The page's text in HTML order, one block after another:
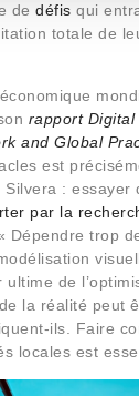
de défis qui
totale de
rapport Digital
and Global
est
: essayer
par la
« Dépendre trop
de
la réalité peut
ils. Faire
locales est